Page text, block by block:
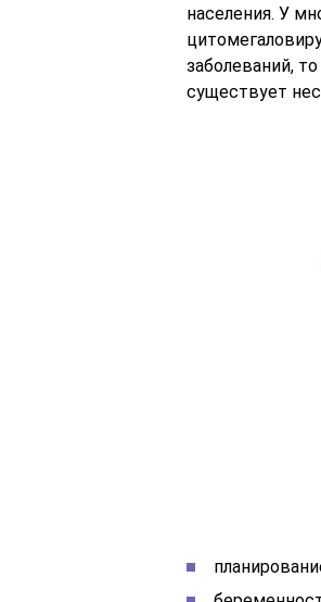
населения. У
заболеваний,
существует